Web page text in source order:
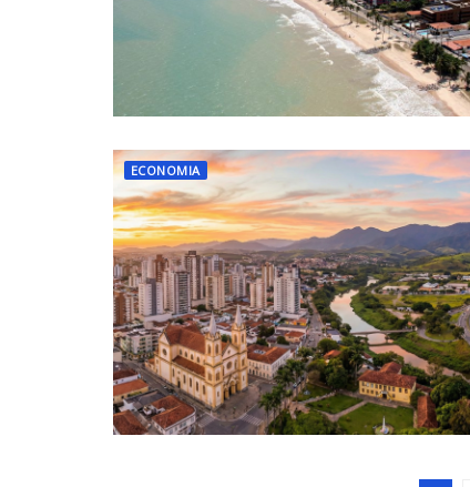
ECONOMIA